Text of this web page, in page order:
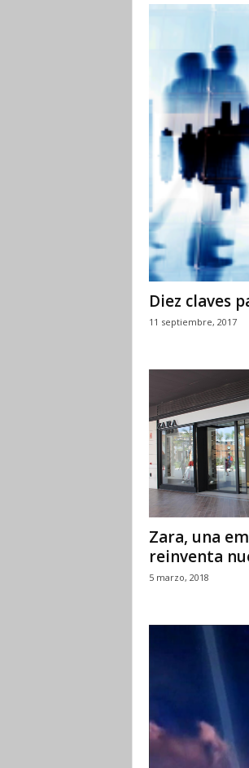
Diez claves
11 septiembre, 2017
Zara, una
reinventa
5 marzo, 2018